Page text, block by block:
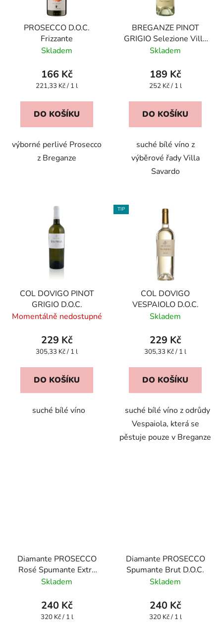
PROSECCO D.O.C.
Frizzante
Skladem
166 Kč
Měrná
221,33 Kč / 1 l
DO KOŠÍKU
výborné perlivé Prosecco
z Breganze
BREGANZE PINOT
GRIGIO Selezione Villa
Savardo DOC
Skladem
189 Kč
Měrná
252 Kč / 1 l
DO KOŠÍKU
suché bílé víno z
výběrové řady Villa
Savardo
COL DOVIGO PINOT
GRIGIO D.O.C.
Momentálně nedostupné
229 Kč
Měrná
305,33 Kč / 1 l
DO KOŠÍKU
suché bílé víno
TIP
COL DOVIGO
VESPAIOLO D.O.C.
Skladem
229 Kč
Měrná
305,33 Kč / 1 l
DO KOŠÍKU
suché bílé víno z odrůdy
Vespaiola, která se
pěstuje pouze v Breganze
Diamante PROSECCO
Rosé Spumante Extra
Dry D.O.C.
Skladem
240 Kč
Měrná
320 Kč / 1 l
Diamante PROSECCO
Spumante Brut D.O.C.
Skladem
240 Kč
Měrná
320 Kč / 1 l